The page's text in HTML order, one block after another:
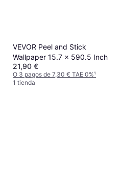
VEVOR Peel and Stick
Wallpaper 15.7 x 590.5 Inch
21,90 €
O 3 pagos de 7,30 € TAE 0%¹
1 tienda